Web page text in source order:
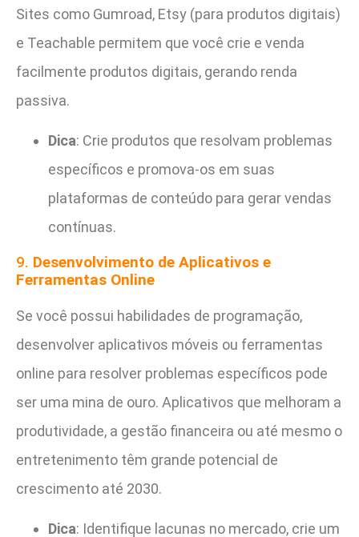
Sites como Gumroad, Etsy (para produtos digitais)
e Teachable permitem que você crie e venda
facilmente produtos digitais, gerando renda
passiva.
Dica: Crie produtos que resolvam problemas
específicos e promova-os em suas
plataformas de conteúdo para gerar vendas
contínuas.
9. Desenvolvimento de Aplicativos e
Ferramentas Online
Se você possui habilidades de programação,
desenvolver aplicativos móveis ou ferramentas
online para resolver problemas específicos pode
ser uma mina de ouro. Aplicativos que melhoram a
produtividade, a gestão financeira ou até mesmo o
entretenimento têm grande potencial de
crescimento até 2030.
Dica: Identifique lacunas no mercado, crie um